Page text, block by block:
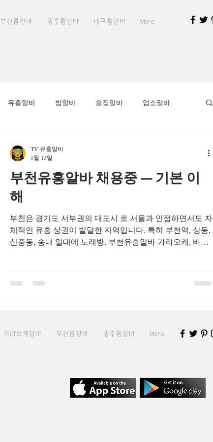
부산룸알바 광주룸알바 대구룸알바 More
유흥알바 밤알바 술집알바 업소알바
룸알바 부천유흥알바 부천유흥알바채용중
태국마사지알바 태국마사지구인 스웨디시알바
부천유흥알바 채용중 — 기본 이
해
부천은 경기도 서부권의 대도시 로 서울과 인접하면서도 자
체적인 유흥 상권이 발달한 지역입니다. 특히 부천역, 상동,
신중동, 송내 일대에 노래방, 부천유흥알바 가라오케, 바
표현은 이러한 구인 공고가 부천 지역에서 계속 올라오고
천유흥알바 부천유흥알바 구인구직 유흥알바는 일반 서비
습니다. 1. 부천 유흥알바의 대표 유형 부천 지역에
TV 유흥알바
1월 13일
가라오케알바 부산룸알바 광주룸알바 More